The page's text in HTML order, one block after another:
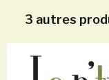
3 autres